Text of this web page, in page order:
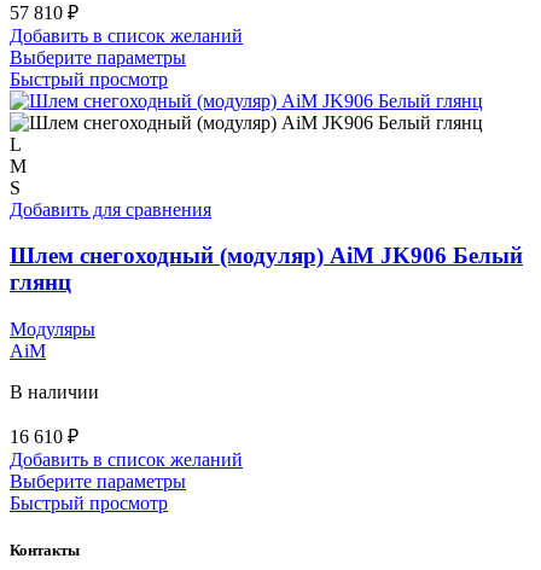
57 810 ₽
Добавить в список желаний
Выберите параметрыЭтот
имеет
несколько
выбрать
странице
товара.
Быстрый просмотр
L
M
S
Добавить для сравнения
Шлем снегоходный (модуляр) AiM JK906 Белый
глянц
Модуляры
AiM
В наличии
16 610 ₽
Добавить в список желаний
Выберите параметрыЭтот
Быстрый просмотр
Контакты